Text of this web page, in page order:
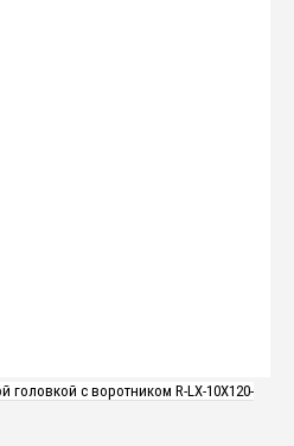
головкой с воротником R-LX-10X120-